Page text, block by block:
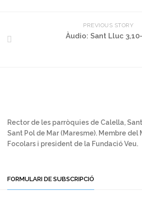
PREVIOUS STORY
Àudio: Sant Lluc
Rector de les parròquies de Calella,
Sant Pol de Mar (Maresme). Membre del
Focolars i president de la Fundació Veu.
FORMULARI DE SUBSCRIPCIÓ